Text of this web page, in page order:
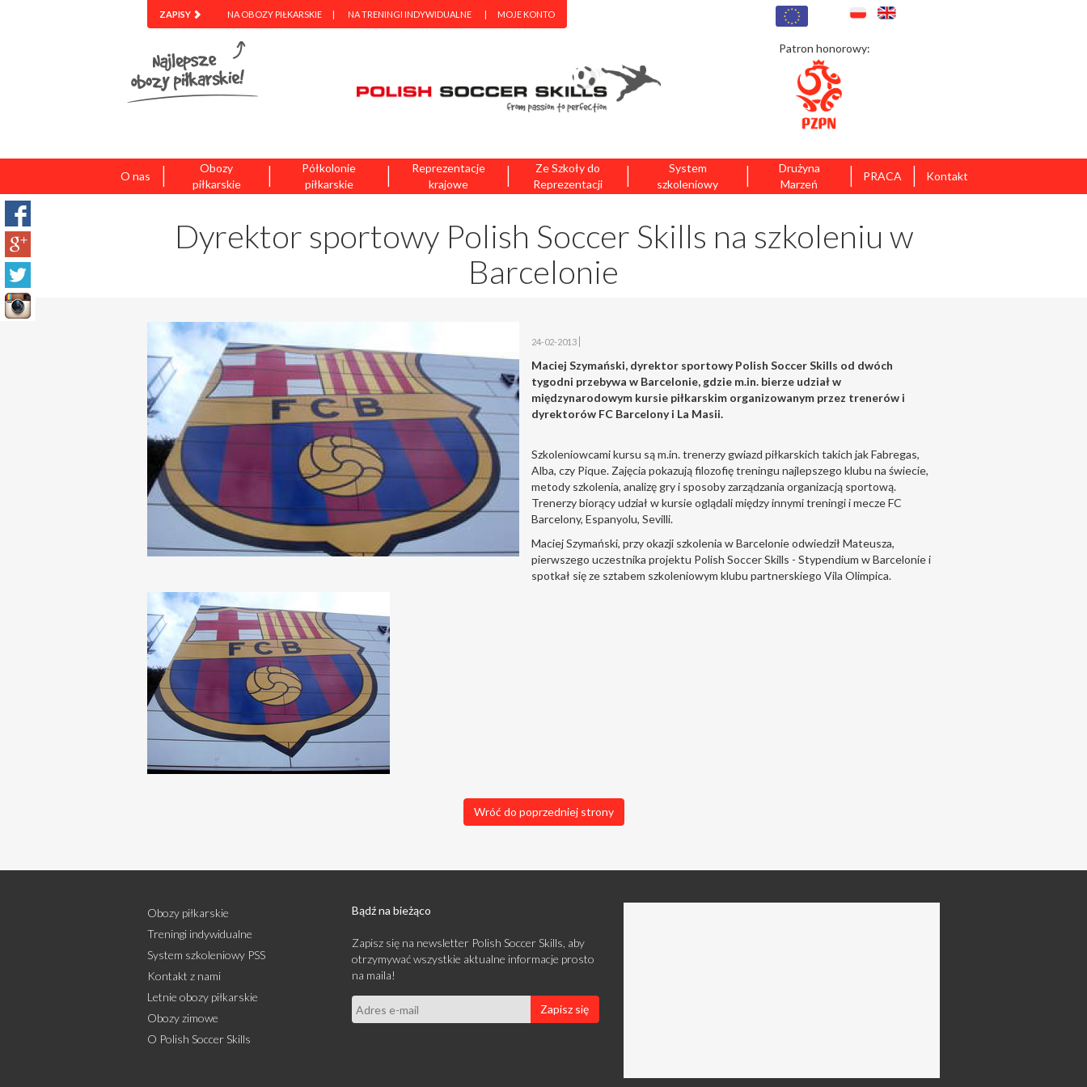
ZAPISY NA OBOZY PIŁKARSKIE NA TRENINGI INDYWIDUALNE MOJE KONTO
Patron honorowy:
O nas
Obozy
piłkarskie
|
Półkolonie
piłkarskie
|
Reprezentacje
krajowe
|
Ze Szkoły do
Reprezentacji
|
System
szkoleniowy
|
Drużyna
Marzeń
| PRACA
| Kontakt
|
Dyrektor sportowy Polish Soccer Skills na szkoleniu w
Barcelonie
24-02-2013
Maciej Szymański, dyrektor sportowy Polish Soccer Skills od dwóch
tygodni przebywa w Barcelonie, gdzie m.in. bierze udział w
międzynarodowym kursie piłkarskim organizowanym przez trenerów i
dyrektorów FC Barcelony i La Masii.
Szkoleniowcami kursu są m.in. trenerzy gwiazd piłkarskich takich jak Fabregas,
Alba, czy Pique. Zajęcia pokazują filozofię treningu najlepszego klubu na świecie,
metody szkolenia, analizę gry i sposoby zarządzania organizacją sportową.
Trenerzy biorący udział w kursie oglądali między innymi treningi i mecze FC
Barcelony, Espanyolu, Sevilli.
Maciej Szymański, przy okazji szkolenia w Barcelonie odwiedził Mateusza,
pierwszego uczestnika projektu Polish Soccer Skills - Stypendium w Barcelonie i
spotkał się ze sztabem szkoleniowym klubu partnerskiego Vila Olimpica.
Wróć do poprzedniej strony
Obozy piłkarskie
Treningi indywidualne
System szkoleniowy PSS
Kontakt z nami
Letnie obozy piłkarskie
Obozy zimowe
O Polish Soccer Skills
Bądź na bieżąco
Zapisz się na newsletter Polish Soccer Skills, aby
otrzymywać wszystkie aktualne informacje prosto
na maila!
Zapisz się